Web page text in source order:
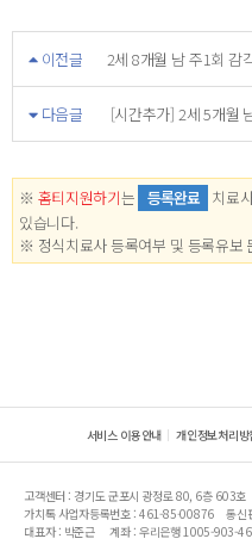
이전글 2세 8개월 남 주1회 감
다음글 [시간추가] 2세 5개월
※ 홈티지원하기는 등록완료 치료
있습니다.
※ 정식치료사 등록여부 및 등록유보
서비스 이용안내 개인정보처리방
고객센터 : 경기도 군포시 광정로 80, 6층 603호
가치톡 사업자등록번호 : 461-85-00876
통신
대표자 : 박준근
계좌 : 우리은행 1005-903-